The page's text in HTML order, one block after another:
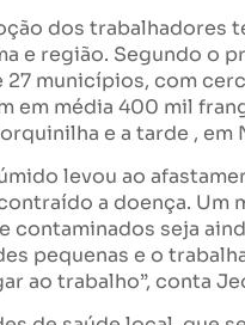
dos trabalhadores
e região. Segundo o
27 municípios, com
em média 400 mil
e a tarde , em
levou ao
a doença. Um
contaminados seja
pequenas e o
ao trabalho”, conta